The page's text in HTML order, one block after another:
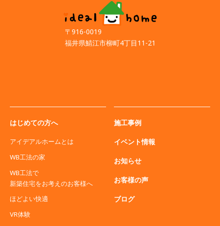
〒916-0019
福井県鯖江市柳町4丁目11-21
はじめての方へ
アイデアルホームとは
WB工法の家
WB工法で
新築住宅をお考えのお客様へ
ほどよい快適
VR体験
施工事例
イベント情報
お知らせ
お客様の声
ブログ